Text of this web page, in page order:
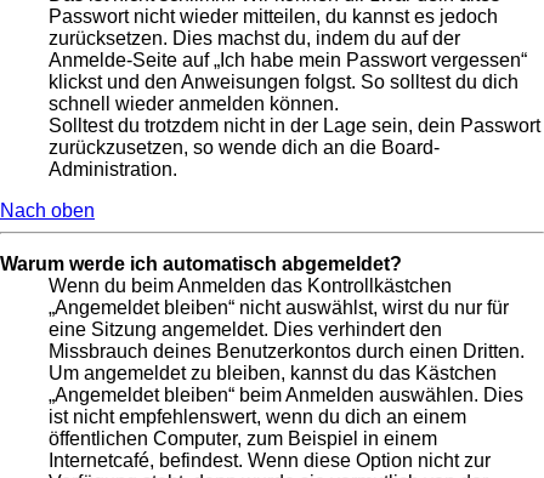
Passwort nicht wieder mitteilen, du kannst es jedoch
zurücksetzen. Dies machst du, indem du auf der
Anmelde-Seite auf „Ich habe mein Passwort vergessen“
klickst und den Anweisungen folgst. So solltest du dich
schnell wieder anmelden können.
Solltest du trotzdem nicht in der Lage sein, dein Passwort
zurückzusetzen, so wende dich an die Board-
Administration.
Nach oben
Warum werde ich automatisch abgemeldet?
Wenn du beim Anmelden das Kontrollkästchen
„Angemeldet bleiben“ nicht auswählst, wirst du nur für
eine Sitzung angemeldet. Dies verhindert den
Missbrauch deines Benutzerkontos durch einen Dritten.
Um angemeldet zu bleiben, kannst du das Kästchen
„Angemeldet bleiben“ beim Anmelden auswählen. Dies
ist nicht empfehlenswert, wenn du dich an einem
öffentlichen Computer, zum Beispiel in einem
Internetcafé, befindest. Wenn diese Option nicht zur